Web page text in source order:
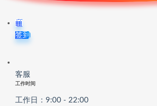
签到
客服
工作时间
工作日：9:00 - 22:00